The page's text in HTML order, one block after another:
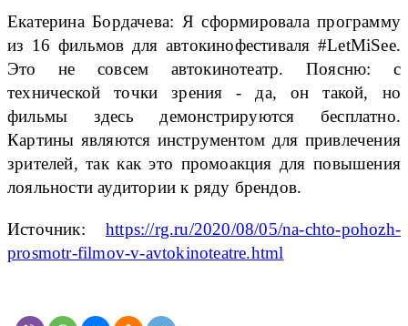
Екатерина Бордачева: Я сформировала программу
из 16 фильмов для автокинофестиваля #LetMiSee.
Это не совсем автокинотеатр. Поясню: с
технической точки зрения - да, он такой, но
фильмы здесь демонстрируются бесплатно.
Картины являются инструментом для привлечения
зрителей, так как это промоакция для повышения
лояльности аудитории к ряду брендов.
Источник: https://rg.ru/2020/08/05/na-chto-pohozh-
prosmotr-filmov-v-avtokinoteatre.html